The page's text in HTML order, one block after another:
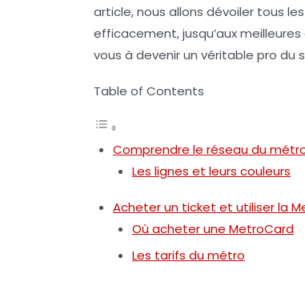
article, nous allons dévoiler tous
efficacement, jusqu’aux
vous à devenir un véritable pro du
Table of Contents
Comprendre le réseau du
Les lignes et leurs couleurs
Acheter un ticket et utiliser la
Où acheter une MetroCard
Les tarifs du métro